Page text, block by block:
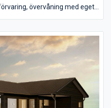
övervåning med eget
dessutom två toaletter,
med vacker utsikt genom de
det möjlighet till uteplats och
en skyddad entré under tak
från utsidan av huset.
och en toalett så kan
till.